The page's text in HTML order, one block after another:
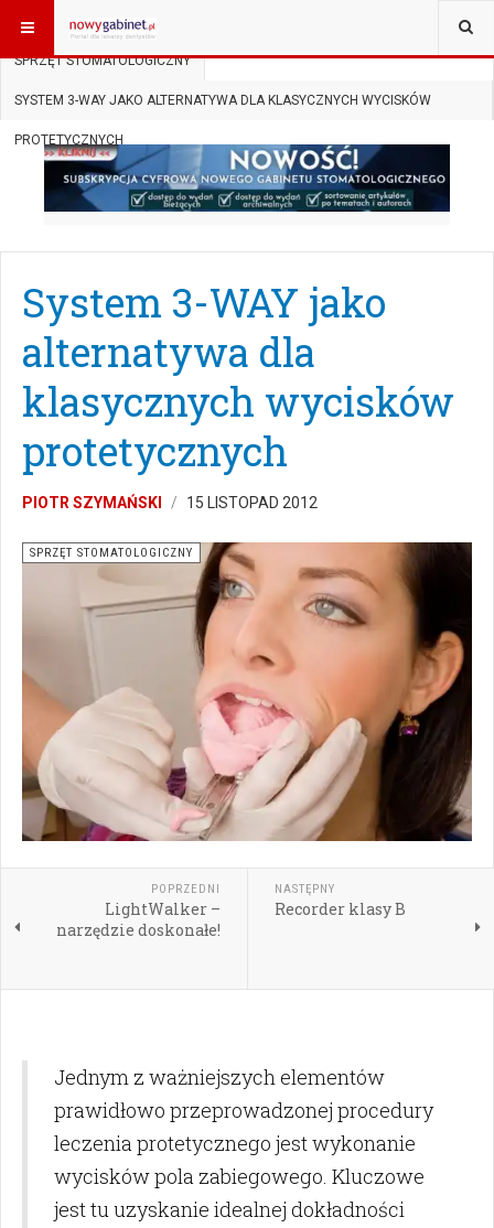
JESTEŚ TUTAJ: START
SPRZĘT STOMATOLOGICZNY
SYSTEM 3-WAY JAKO ALTERNATYWA DLA KLASYCZNYCH WYCISKÓW
PROTETYCZNYCH
System 3-WAY jako
alternatywa dla
klasycznych wycisków
protetycznych
PIOTR SZYMAŃSKI 15 LISTOPAD 2012
SPRZĘT STOMATOLOGICZNY
POPRZEDNI
LightWalker –
narzędzie doskonałe!
NASTĘPNY
Recorder klasy B
Jednym z ważniejszych elementów
prawidłowo przeprowadzonej procedury
leczenia protetycznego jest wykonanie
wycisków pola zabiegowego. Kluczowe
jest tu uzyskanie idealnej dokładności